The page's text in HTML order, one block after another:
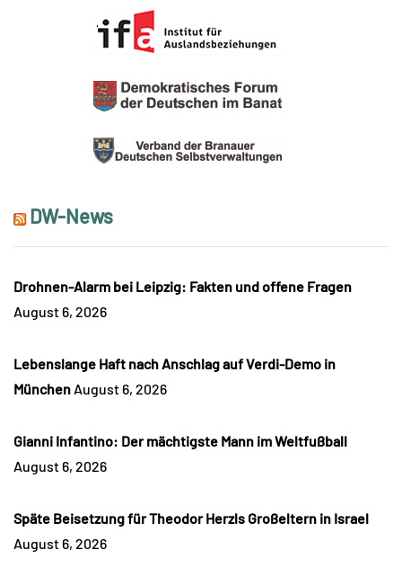
DW-News
Drohnen-Alarm bei Leipzig: Fakten und offene Fragen
August 6, 2026
Lebenslange Haft nach Anschlag auf Verdi-Demo in
München August 6, 2026
Gianni Infantino: Der mächtigste Mann im Weltfußball
August 6, 2026
Späte Beisetzung für Theodor Herzls Großeltern in Israel
August 6, 2026